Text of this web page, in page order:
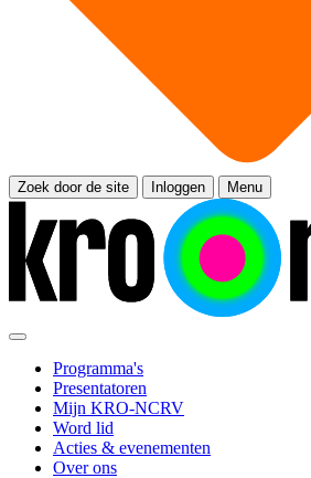
Zoek door de site Inloggen Menu
Programma's
Presentatoren
Mijn KRO-NCRV
Word lid
Acties & evenementen
Over ons